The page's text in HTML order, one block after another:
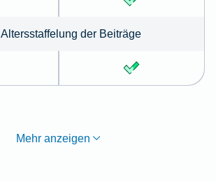
Altersstaffelung der Beiträge
Mehr anzeigen